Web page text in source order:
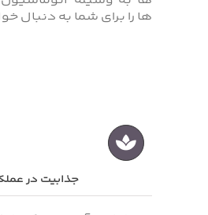
ها را برای شما به دنبال
جذابیت در